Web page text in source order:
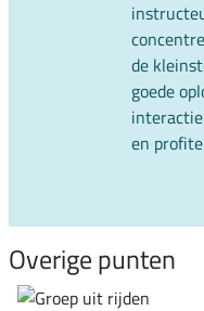
de
goede
en
Overige punten